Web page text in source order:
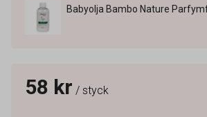
Babyolja Bambo Nature
58 kr / styck